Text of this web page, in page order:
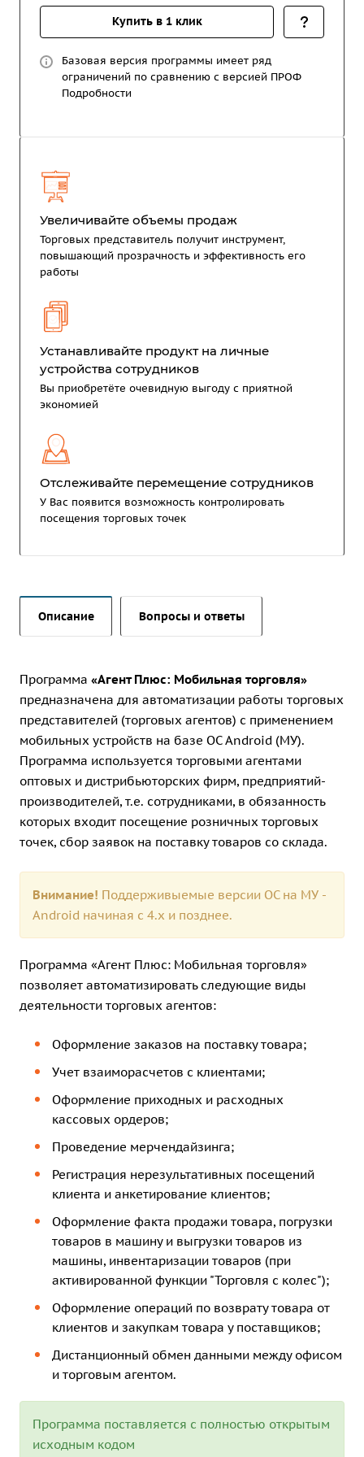
Купить в 1 клик
Базовая версия программы имеет ряд
ограничений по сравнению с версией ПРОФ
Подробности
Увеличивайте объемы продаж
Торговых представитель получит инструмент,
повышающий прозрачность и эффективность его
работы
Устанавливайте продукт на личные
устройства сотрудников
Вы приобретёте очевидную выгоду с приятной
экономией
Отслеживайте перемещение сотрудников
У Вас появится возможность контролировать
посещения торговых точек
Описание Вопросы и ответы
Программа «Агент Плюс: Мобильная торговля»
предназначена для автоматизации работы торговых
представителей (торговых агентов) с применением
мобильных устройств на базе ОС Android (МУ).
Программа используется торговыми агентами
оптовых и дистрибьюторских фирм, предприятий-
производителей, т.е. сотрудниками, в обязанность
которых входит посещение розничных торговых
точек, сбор заявок на поставку товаров со склада.
Внимание! Поддерживыемые версии ОС на МУ -
Android начиная с 4.х и позднее.
Программа «Агент Плюс: Мобильная торговля»
позволяет автоматизировать следующие виды
деятельности торговых агентов:
Оформление заказов на поставку товара;
Учет взаиморасчетов с клиентами;
Оформление приходных и расходных
кассовых ордеров;
Проведение мерчендайзинга;
Регистрация нерезультативных посещений
клиента и анкетирование клиентов;
Оформление факта продажи товара, погрузки
товаров в машину и выгрузки товаров из
машины, инвентаризации товаров (при
активированной функции "Торговля с колес");
Оформление операций по возврату товара от
клиентов и закупкам товара у поставщиков;
Дистанционный обмен данными между офисом
и торговым агентом.
Программа поставляется с полностью открытым
исходным кодом